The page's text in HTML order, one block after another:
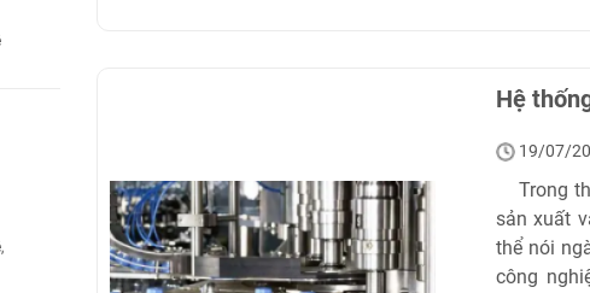
Hệ
19/07/
Trong
sản xuất
thể nói
công